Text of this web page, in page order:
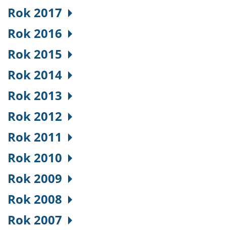
Rok 2017
Rok 2016
Rok 2015
Rok 2014
Rok 2013
Rok 2012
Rok 2011
Rok 2010
Rok 2009
Rok 2008
Rok 2007